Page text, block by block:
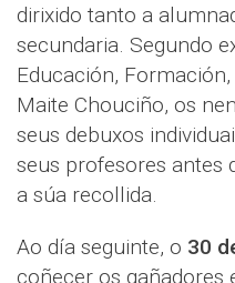
dirixido tanto a
secundaria. Segundo
Educación,
Maite Chouciño, os
seus debuxos
seus profesores antes
a súa recollida.
Ao día seguinte, o 30
coñecer os gañadores